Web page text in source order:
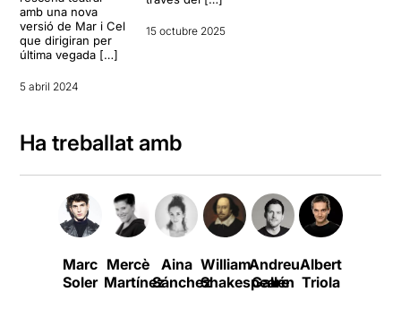
amb una nova
versió de Mar i Cel
que dirigiran per
última vegada […]
5 abril 2024
15 octubre 2025
Ha treballat amb
Marc
Soler
Mercè
Martínez
Aina
Sánchez
William
Shakespeare
Andreu
Gallén
Albert
Triola